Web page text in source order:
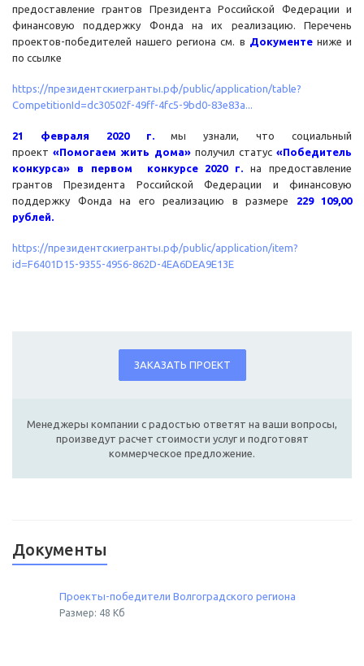
предоставление грантов Президента Российской Федерации и
финансовую поддержку Фонда на их реализацию. Перечень
проектов-победителей нашего региона см. в Документениже и
по ссылке
https://президентскиегранты.рф/public/application/table?
CompetitionId=dc30502f-49ff-4fc5-9bd0-83e83a...
21 февраля 2020 г.мы узнали, что социальный
проект«Помогаем жить дома»получил статус«Победитель
конкурса» в первом конкурсе 2020 г. на предоставление
грантов Президента Российской Федерации и финансовую
поддержку Фонда на его реализацию в размере
229 109,00
рублей.
https://президентскиегранты.рф/public/application/item?
id=F6401D15-9355-4956-862D-4EA6DEA9E13E
ЗАКАЗАТЬ ПРОЕКТ
Менеджеры компании с радостью ответят на ваши вопросы,
произведут расчет стоимости услуг и подготовят
коммерческое предложение.
Документы
Проекты-победители Волгоградского региона
Размер: 48 Кб